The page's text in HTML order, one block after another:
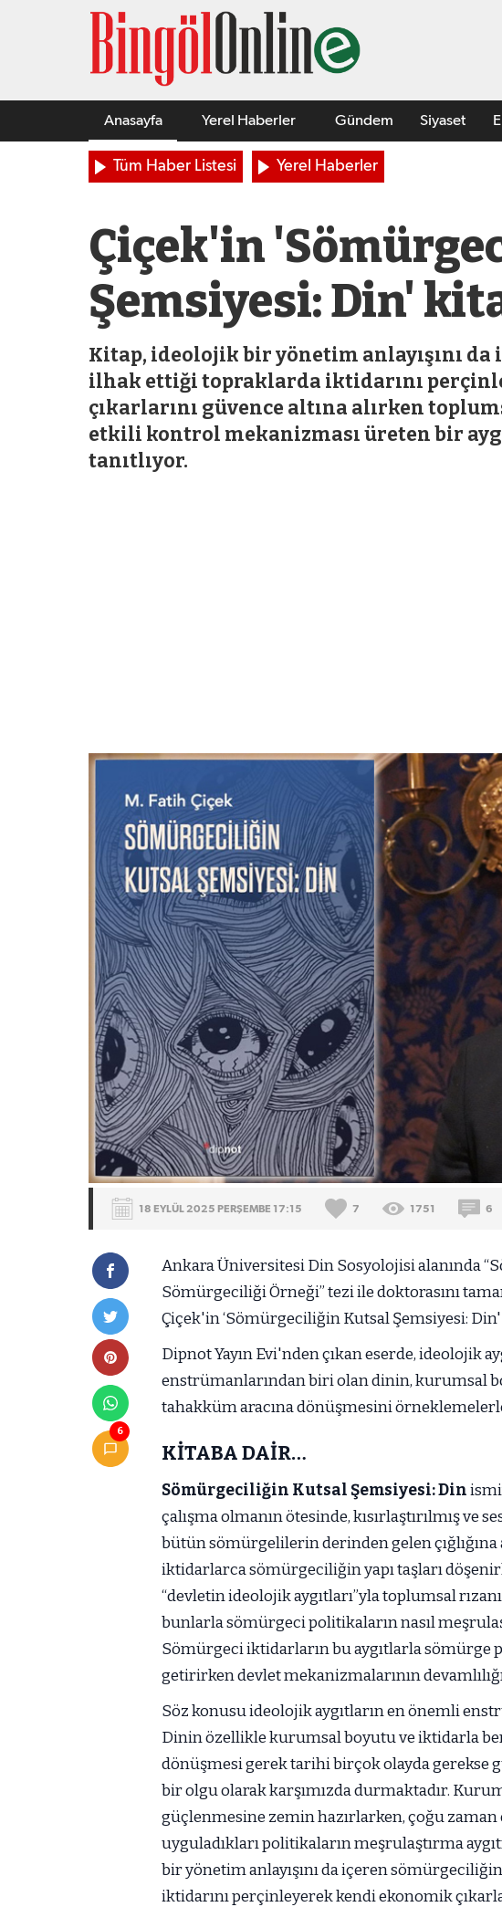
Anasayfa Yerel Haberler Gündem Siyaset
Tüm Haber Listesi Yerel Haberler
Çiçek'in
Şemsiyesi: Din'
Kitap, ideolojik bir yönetim anlayışını
ilhak ettiği topraklarda iktidarını
çıkarlarını güvence altına alırken
etkili kontrol mekanizması üreten bir
tanıtlıyor.
18 EYLÜL 2025 PERŞEMBE 17:15 7 1751 6
6
Ankara Üniversitesi Din Sosyolojisi alanında
Sömürgeciliği Örneği” tezi ile doktorasını
Çiçek'in ‘Sömürgeciliğin Kutsal Şemsiyesi: Din'
Dipnot Yayın Evi'nden çıkan eserde, ideolojik
enstrümanlarından biri olan dinin, kurumsal
tahakküm aracına dönüşmesini
KİTABA DAİR…
Sömürgeciliğin Kutsal Şemsiyesi:Din
çalışma olmanın ötesinde, kısırlaştırılmış ve
bütün sömürgelilerin derinden gelen
iktidarlarca sömürgeciliğin yapı taşları
“devletin ideolojik aygıtları”yla toplumsal
bunlarla sömürgeci politikaların nasıl
Sömürgeci iktidarların bu aygıtlarla sömürge
getirirken devlet mekanizmalarının
Söz konusu ideolojik aygıtların en önemli
Dinin özellikle kurumsal boyutu ve iktidarla
dönüşmesi gerek tarihi birçok olayda gerekse
bir olgu olarak karşımızda durmaktadır.
güçlenmesine zemin hazırlarken, çoğu
uyguladıkları politikaların meşrulaştırma
bir yönetim anlayışını da içeren
iktidarını perçinleyerek kendi ekonomik